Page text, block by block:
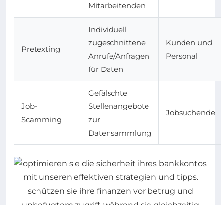
Mitarbeitenden
Pretexting
Individuell
zugeschnittene
Anrufe/Anfragen
für Daten
Kunden und
Personal
Job-
Scamming
Gefälschte
Stellenangebote
zur
Datensammlung
Jobsuchende